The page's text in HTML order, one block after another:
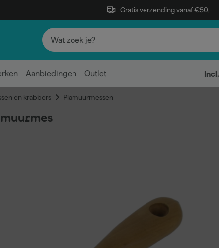
Gratis verzending vanaf €50,-
Aanbiedingen Outlet Incl.
en krabbers Plamuurmessen